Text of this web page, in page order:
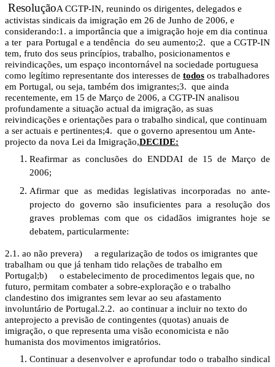
ResoluçãoA CGTP-IN, reunindo os dirigentes, delegados e
activistas sindicais da imigração em 26 de Junho de 2006, e
considerando:1. a importância que a imigração hoje em dia continua
a ter para Portugal e a tendência do seu aumento;2. que a CGTP-IN
tem, fruto dos seus princípios, trabalho, posicionamentos e
reivindicações, um espaço incontornável na sociedade portuguesa
como legítimo representante dos interesses de todos os trabalhadores
em Portugal, ou seja, também dos imigrantes;3. que ainda
recentemente, em 15 de Março de 2006, a CGTP-IN analisou
profundamente a situação actual da imigração, as suas
reivindicações e orientações para o trabalho sindical, que continuam
a ser actuais e pertinentes;4. que o governo apresentou um Ante-
projecto da nova Lei da Imigração,DECIDE:
Reafirmar as conclusões do ENDDAI de 15 de Março de
2006;
Afirmar que as medidas legislativas incorporadas no ante-
projecto do governo são insuficientes para a resolução dos
graves problemas com que os cidadãos imigrantes hoje se
debatem, particularmente:
2.1. ao não prevera)
a regularização de todos os imigrantes que
trabalham ou que já tenham tido relações de trabalho em
Portugal;b)
o estabelecimento de procedimentos legais que, no
futuro, permitam combater a sobre-exploração e o trabalho
clandestino dos imigrantes sem levar ao seu afastamento
involuntário de Portugal.2.2. ao continuar a incluir no texto do
anteprojecto a previsão de contingentes (quotas) anuais de
imigração, o que representa uma visão economicista e não
humanista dos movimentos imigratórios.
Continuar a desenvolver e aprofundar todo o trabalho sindical